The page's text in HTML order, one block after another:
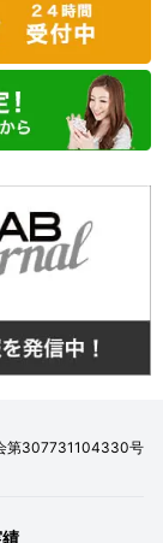
第307731104330号